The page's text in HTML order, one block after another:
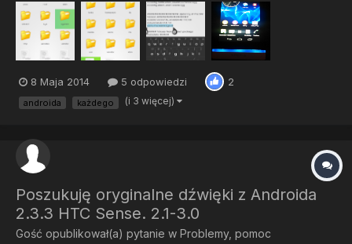
2.Otwieramy bulit.prop. 3.Dodajemy nową linijke i wpisujemy w
niej "qemu.hw.mainkeys=0" 4.Zapisujemy i reboot. Ot...
8 Maja 2014 5 odpowiedzi 2
androida każdego (i 3 więcej)
Poszukuję oryginalne dźwięki z Androida
2.3.3 HTC Sense. 2.1-3.0
Gość opublikował(a) pytanie w Problemy, pomoc